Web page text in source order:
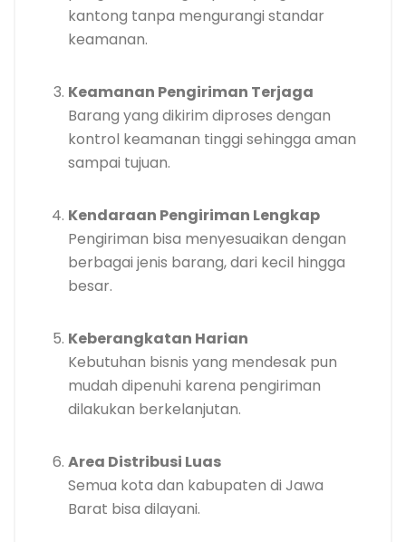
kantong tanpa mengurangi standar
keamanan.
Keamanan Pengiriman Terjaga
Barang yang dikirim diproses dengan
kontrol keamanan tinggi sehingga aman
sampai tujuan.
Kendaraan Pengiriman Lengkap
Pengiriman bisa menyesuaikan dengan
berbagai jenis barang, dari kecil hingga
besar.
Keberangkatan Harian
Kebutuhan bisnis yang mendesak pun
mudah dipenuhi karena pengiriman
dilakukan berkelanjutan.
Area Distribusi Luas
Semua kota dan kabupaten di Jawa
Barat bisa dilayani.